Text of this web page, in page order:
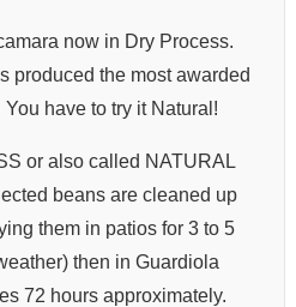
now in Dry Process.
produced the most awarded
have to try it Natural!
or also called NATURAL
beans are cleaned up
them in patios for 3 to 5
then in Guardiola
72 hours approximately.